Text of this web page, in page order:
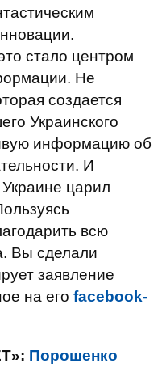
стало центром
Не
создается
Украинского
информацию об
И
царил
всю
Вы сделали
заявление
на его facebook-
Порошенко